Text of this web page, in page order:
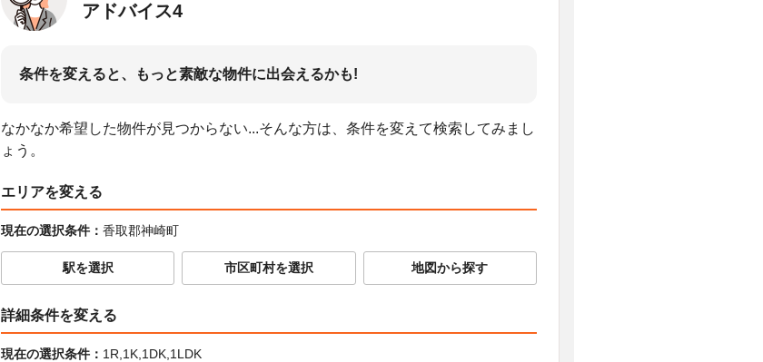
アドバイス4
条件を変えると、もっと素敵な物件に出会えるかも!
なかなか希望した物件が見つからない...そんな方は、条件を変えて検索してみまし
ょう。
エリアを変える
現在の選択条件： 香取郡神崎町
駅を選択 市区町村を選択 地図から探す
詳細条件を変える
現在の選択条件： 1R,1K,1DK,1LDK